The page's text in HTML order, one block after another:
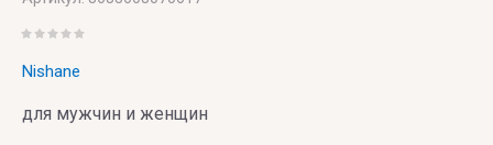
Nishane
для мужчин и женщин
Vertus